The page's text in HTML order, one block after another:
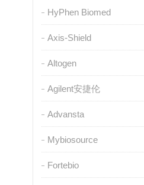
HyPhen Biomed
Axis-Shield
Altogen
Agilent安捷伦
Advansta
Mybiosource
Fortebio